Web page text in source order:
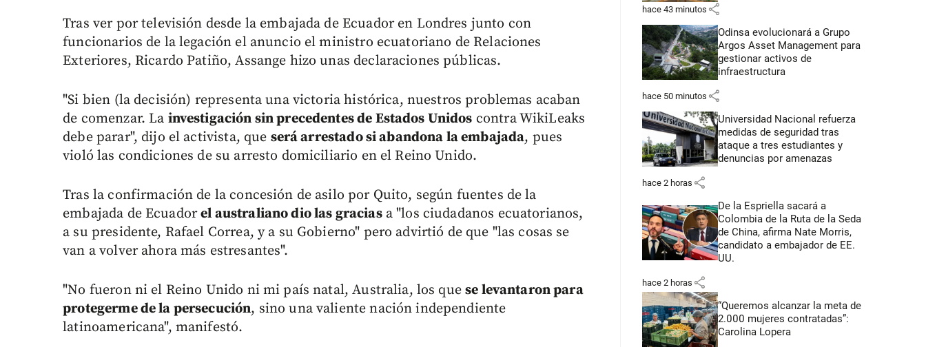
Tras ver por televisión desde la embajada de Ecuador en Londres junto con
funcionarios de la legación el anuncio el ministro ecuatoriano de Relaciones
Exteriores, Ricardo Patiño, Assange hizo unas declaraciones públicas.
"Si bien (la decisión) representa una victoria histórica, nuestros problemas acaban
de comenzar. La investigación sin precedentes de Estados Unidos contra WikiLeaks
debe parar", dijo el activista, que será arrestado si abandona la embajada, pues
violó las condiciones de su arresto domiciliario en el Reino Unido.
Tras la confirmación de la concesión de asilo por Quito, según fuentes de la
embajada de Ecuadorel australiano dio las graciasa "los ciudadanos ecuatorianos,
a su presidente, Rafael Correa, y a su Gobierno" pero advirtió de que "las cosas se
van a volver ahora más estresantes".
"No fueron ni el Reino Unido ni mi país natal, Australia, los quese levantaron para
protegerme de la persecución, sino una valiente nación independiente
latinoamericana", manifestó.
hace 43 minutos share
Odinsa evolucionará a Grupo
Argos Asset Management para
gestionar activos de
infraestructura
hace 50 minutos share
Universidad Nacional refuerza
medidas de seguridad tras
ataque a tres estudiantes y
denuncias por amenazas
hace 2 horas share
De la Espriella sacará a
Colombia de la Ruta de la Seda
de China, afirma Nate Morris,
candidato a embajador de EE.
UU.
hace 2 horas share
“Queremos alcanzar la meta de
2.000 mujeres contratadas”:
Carolina Lopera